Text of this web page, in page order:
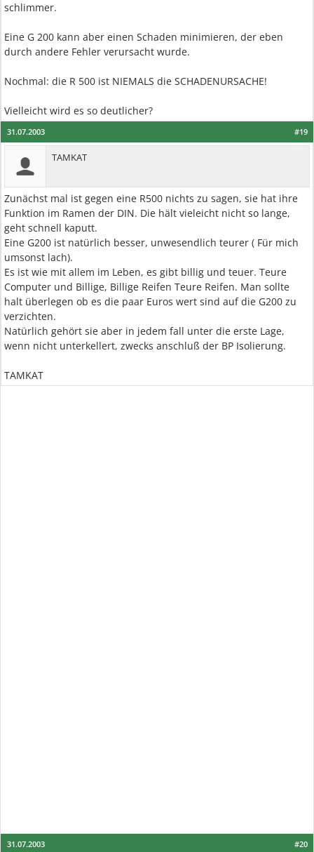
schlimmer.
Eine G 200 kann aber einen Schaden minimieren, der eben
durch andere Fehler verursacht wurde.
Nochmal: die R 500 ist NIEMALS die SCHADENURSACHE!
Vielleicht wird es so deutlicher?
#19
31.07.2003
TAMKAT
Zunächst mal ist gegen eine R500 nichts zu sagen, sie hat ihre
Funktion im Ramen der DIN. Die hält vieleicht nicht so lange,
geht schnell kaputt.
Eine G200 ist natürlich besser, unwesendlich teurer ( Für mich
umsonst lach).
Es ist wie mit allem im Leben, es gibt billig und teuer. Teure
Computer und Billige, Billige Reifen Teure Reifen. Man sollte
halt überlegen ob es die paar Euros wert sind auf die G200 zu
verzichten.
Natürlich gehört sie aber in jedem fall unter die erste Lage,
wenn nicht unterkellert, zwecks anschluß der BP Isolierung.
TAMKAT
#20
31.07.2003